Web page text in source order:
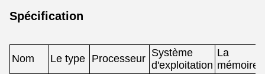
Spécification
Nom Le type Processeur Système
d'exploitation
La
mémoire